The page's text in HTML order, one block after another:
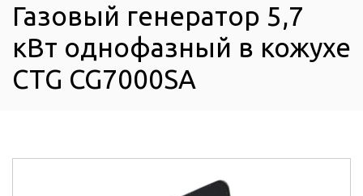
Газовый генератор 5,7
кВт однофазный в кожухе
CTG CG7000SA